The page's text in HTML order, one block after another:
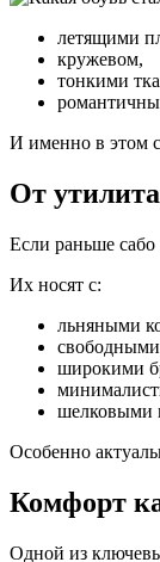
летящими
кружевом,
тонкими
И именно в этом
От
Если раньше сабо
Их носят с:
льняными
широкими
шелковыми
Особенно
Комфорт
Одной из